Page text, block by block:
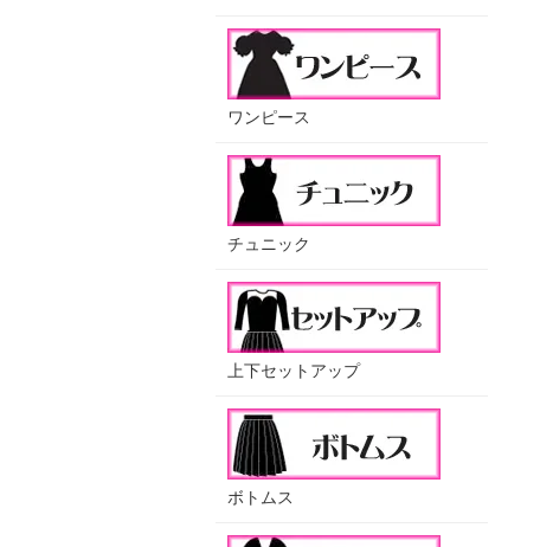
ワンピース
チュニック
上下セットアップ
ボトムス